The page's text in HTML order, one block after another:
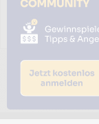
Das dargestellte
übernimmt
jedoch bei